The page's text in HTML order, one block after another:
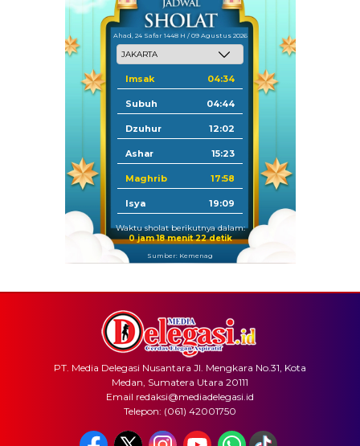
Ahad, 24 Safar 1448 H / 09 Agustus 2026
Imsak 04:34
Subuh 04:44
Dzuhur 12:02
Ashar 15:23
Maghrib 17:58
Isya 19:09
Waktu sholat berikutnya dalam:
0 jam 18 menit 21 detik
Sumber: Kemenag
PT. Media Delegasi Nusantara Jl. Mengkara No.31, Kota
Medan, Sumatera Utara 20111
Email redaksi@mediadelegasi.id
Telepon: (061) 42001750